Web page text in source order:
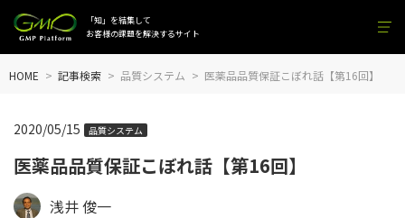
「知」を結集して
お客様の課題を解決するサイト
HOME 記事検索 品質システム 医薬品品質保証こぼれ話【第16回】
医薬品品質保証こぼれ話【第16回】
2020/05/15 品質システム
浅井 俊一